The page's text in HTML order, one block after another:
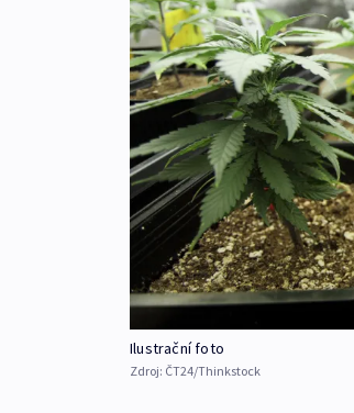
Ilustrační foto
Zdroj: ČT24/Thinkstock